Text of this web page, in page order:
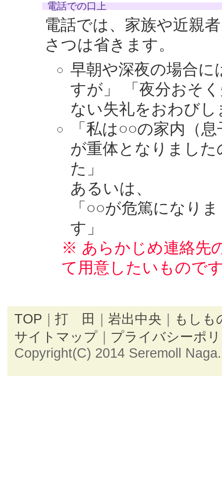
電話での口上
電話では、家族や近親
さつは省きます。
早朝や深夜の場合に
すが」 「夜分おそ
ない失礼をおわびし
「私は○○の家内（
が重体となりまし
た」
あるいは、
「○○が危篤になり
す」
※ あらかじめ連絡先
て用意したいもので
TOP 打 田 岩出中央
もしも
サイトマップ
プライバシーポ
Copyright(C) 2014 Seremoll